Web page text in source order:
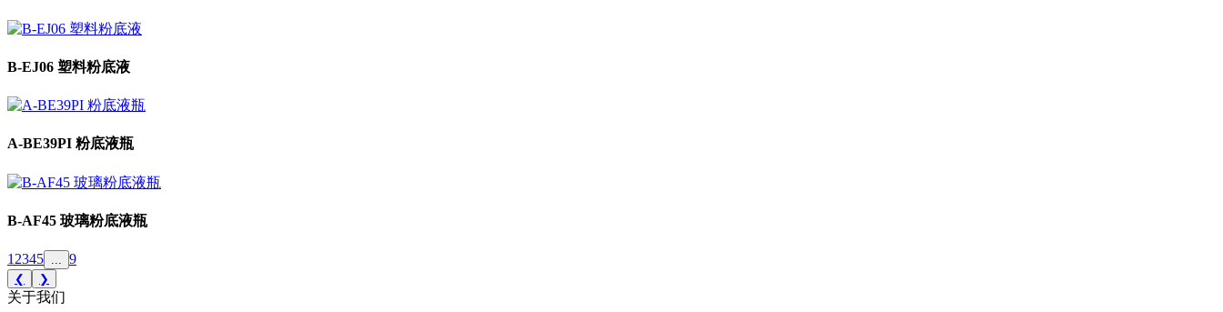
B-EJ06 塑料粉底液
A-BE39PI 粉底液瓶
B-AF45 玻璃粉底液瓶
1 2345 ... 9
❮ ❯
关于我们